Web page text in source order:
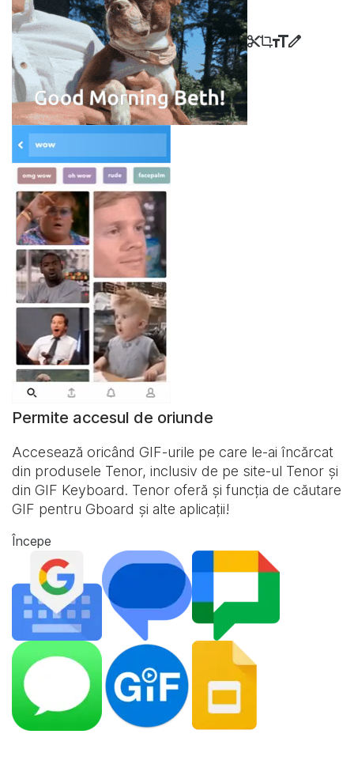
Permite accesul de oriunde
Accesează oricând GIF-urile pe care le-ai încărcat
din produsele Tenor, inclusiv de pe site-ul Tenor și
din GIF Keyboard. Tenor oferă și funcția de căutare
GIF pentru Gboard și alte aplicații!
Începe